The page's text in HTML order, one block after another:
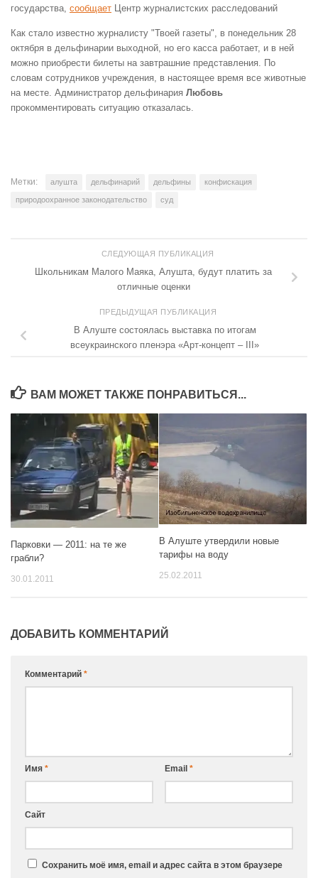
государства, сообщает Центр журналистских расследований
Как стало известно журналисту "Твоей газеты", в понедельник 28
октября в дельфинарии выходной, но его касса работает, и в ней
можно приобрести билеты на завтрашние представления. По
словам сотрудников учреждения, в настоящее время все животные
на месте. Администратор дельфинария Любовь
прокомментировать ситуацию отказалась.
Метки: алушта дельфинарий дельфины конфискация
природоохранное законодательство суд
СЛЕДУЮЩАЯ ПУБЛИКАЦИЯ
Школьникам Малого Маяка, Алушта, будут платить за
отличные оценки
ПРЕДЫДУЩАЯ ПУБЛИКАЦИЯ
В Алуште состоялась выставка по итогам
всеукраинского пленэра «Арт-концепт – III»
ВАМ МОЖЕТ ТАКЖЕ ПОНРАВИТЬСЯ...
Парковки — 2011: на те же
грабли?
30.01.2011
В Алуште утвердили новые
тарифы на воду
25.02.2011
ДОБАВИТЬ КОММЕНТАРИЙ
Комментарий *
Имя * Email *
Сайт
Сохранить моё имя, email и адрес сайта в этом браузере